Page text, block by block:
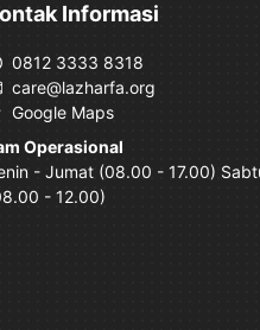
Informasi
0812 3333 8318
care@lazharfa.org
Google Maps
Operasional
- Jumat (08.00 - 17.00)
- 12.00)